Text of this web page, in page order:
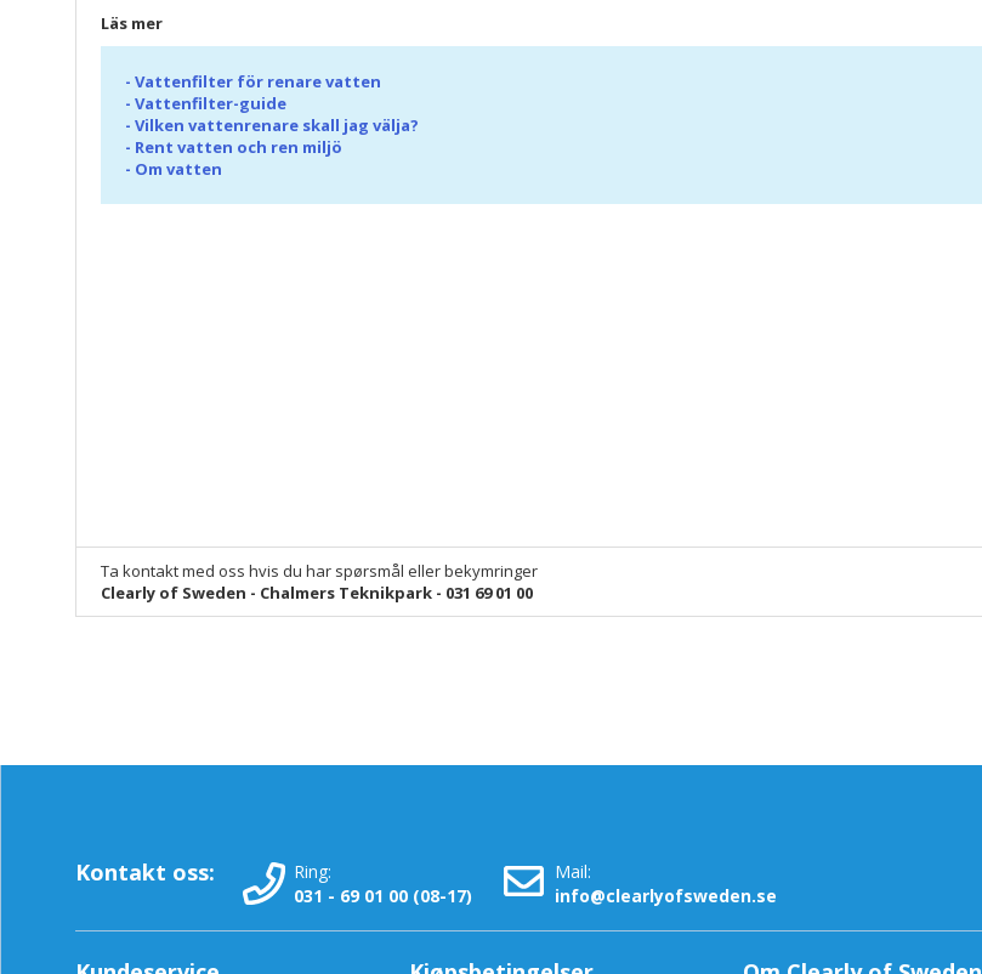
Läs mer
- Vattenfilter för renare vatten
- Vattenfilter-guide
- Vilken vattenrenare skall jag välja?
- Rent vatten och ren miljö
- Om vatten
Ta kontakt med oss hvis du har spørsmål eller bekymringer
Clearly of Sweden - Chalmers Teknikpark - 031 69 01 00
Kontakt oss:
Ring:
031 - 69 01 00 (08-17)
Mail:
info@clearlyofsweden.se